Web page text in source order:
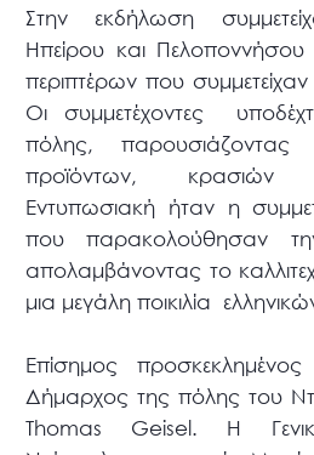
Στην εκδήλωση
Ηπείρου και
περιπτέρων που
Οι συμμετέχοντες
πόλης, παρουσιάζοντας
προϊόντων, κρασιών
Εντυπωσιακή ήταν η
που παρακολούθησαν
απολαμβάνοντας το
μια μεγάλη ποικιλία
Επίσημος
Δήμαρχος της πόλης του
Thomas Geisel. Η